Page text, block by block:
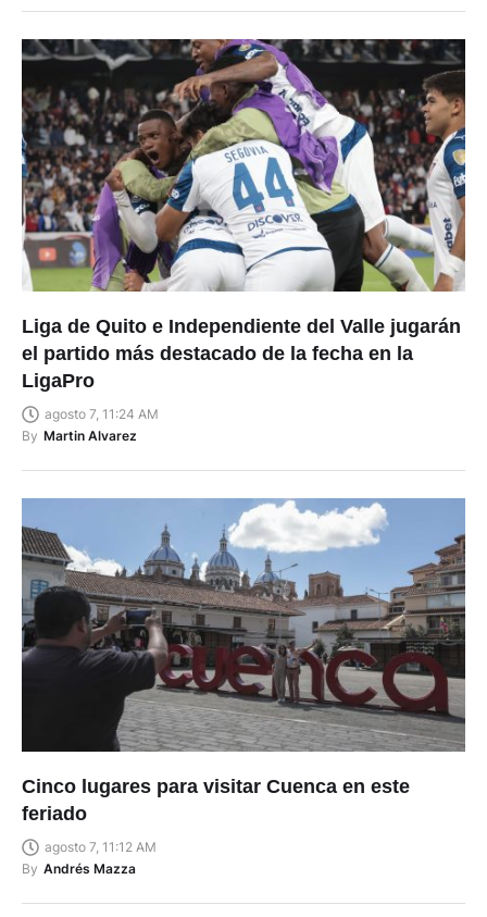
el partido más destacado de la fecha en la
LigaPro
agosto 7, 11:24 AM
By Martin Alvarez
feriado
agosto 7, 11:12 AM
By Andrés Mazza